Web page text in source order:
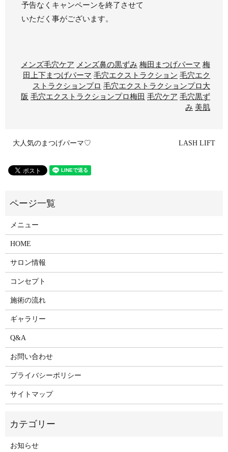
予告なくキャンペーンを終了させて
いただく事がございます。
メンズ毛穴ケア メンズ鼻の黒ずみ 梅田まつげパーマ 梅
田上下まつげパーマ 毛穴エクストラクション 毛穴エク
ストラクションプロ 毛穴エクストラクションプロ大
阪 毛穴エクストラクションプロ梅田 毛穴ケア 毛穴黒ず
み 美肌
大人気のまつげパーマ♡ LASH LIFT
メニュー
HOME
サロン情報
コンセプト
施術の流れ
ギャラリー
Q&A
お問い合わせ
プライバシーポリシー
サイトマップ
お知らせ